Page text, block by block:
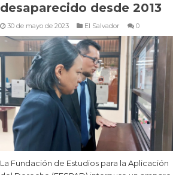
desaparecido desde 2013
30 de mayo de 2023 El Salvador 0
La Fundación de Estudios para la Aplicación